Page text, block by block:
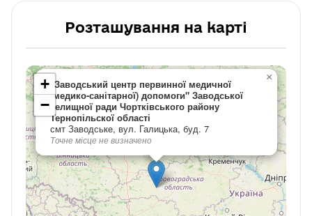
Розташування на карті
"Заводський центр первинної медичної
(медико-санітарної) допомоги" Заводської
селищної ради Чортківського району
Тернопільскої області
смт Заводське, вул. Галицька, буд. 7
Точне місце не визначено
×
+
−